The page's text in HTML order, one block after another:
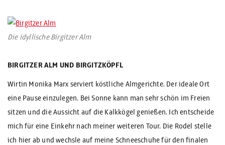
Die idyllische Birgitzer Alm
BIRGITZER ALM UND BIRGITZKÖPFL
Wirtin Monika Marx serviert köstliche Almgerichte. Der ideale Ort
eine Pause einzulegen. Bei Sonne kann man sehr schön im Freien
sitzen und die Aussicht auf die Kalkkögel genießen. Ich entscheide
mich für eine Einkehr nach meiner weiteren Tour. Die Rodel stelle
ich hier ab und wechsle auf meine Schneeschuhe für den finalen